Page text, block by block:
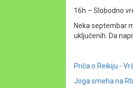
16h – Slobodno
Neka septembar
uključenih. Da
Priča o Reikiju -
Joga smeha na